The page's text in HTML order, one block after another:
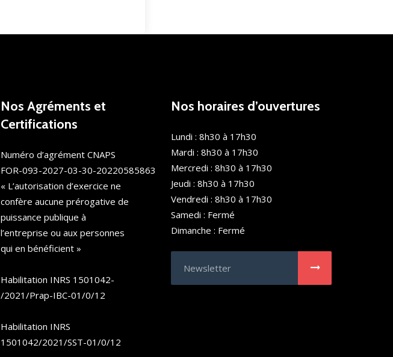
Nos Agréments et
Certifications
Numéro d’agrément CNAPS
FOR-093-2027-03-30-20220585863
« L’autorisation d’exercice ne
confère aucune prérogative de
puissance publique à
l’entreprise ou aux personnes
qui en bénéficient »
Habilitation INRS 1501042-
/2021/Prap-IBC-01/0/12
Habilitation INRS
1501042/2021/SST-01/0/12
Nos horaires d’ouvertures
Lundi : 8h30 à 17h30
Mardi : 8h30 à 17h30
Mercredi : 8h30 à 17h30
Jeudi : 8h30 à 17h30
Vendredi : 8h30 à 17h30
Samedi : Fermé
Dimanche : Fermé